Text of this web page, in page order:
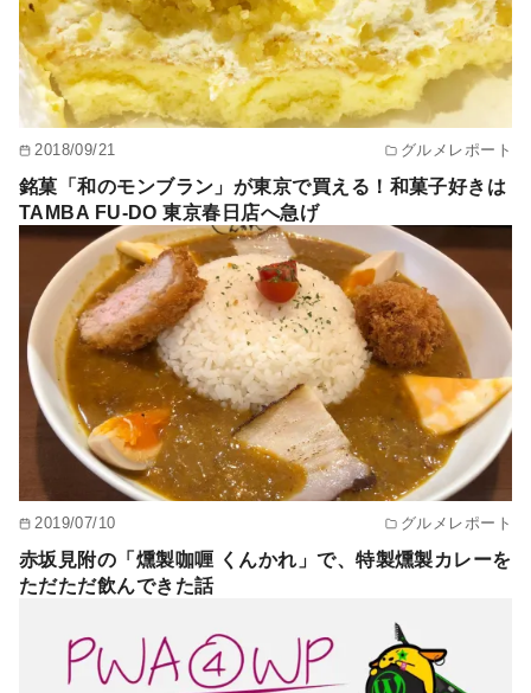
2018/09/21 グルメレポート
銘菓「和のモンブラン」が東京で買える！和菓子好きは
TAMBA FU-DO 東京春日店へ急げ
2019/07/10 グルメレポート
赤坂見附の「燻製咖喱 くんかれ」で、特製燻製カレーを
ただただ飲んできた話